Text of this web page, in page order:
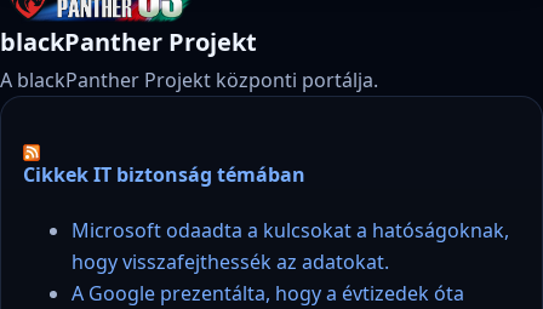
blackPanther Projekt
A blackPanther Projekt központi portálja.
Cikkek IT biztonság témában
Microsoft odaadta a kulcsokat a hatóságoknak,
hogy visszafejthessék az adatokat.
A Google prezentálta, hogy a évtizedek óta